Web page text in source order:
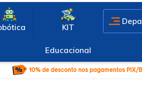
KIT
Educacional